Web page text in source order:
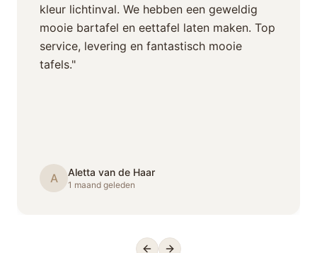
kleur lichtinval. We hebben een geweldig
mooie bartafel en eettafel laten maken. Top
service, levering en fantastisch mooie
tafels."
A Aletta van de Haar
1 maand geleden